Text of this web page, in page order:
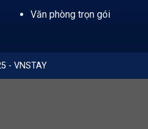
Văn phòng trọn gói
- VNSTAY